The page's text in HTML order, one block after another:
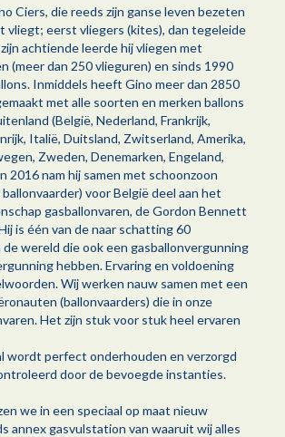
Ciers, die reeds zijn ganse leven bezeten
vliegt; eerst vliegers (kites), dan tegeleide
achtiende leerde hij vliegen met
(meer dan 250 vlieguren) en sinds 1990
Inmiddels heeft Gino meer dan 2850
met alle soorten en merken ballons
(België, Nederland, Frankrijk,
Italië, Duitsland, Zwitserland, Amerika,
Zweden, Denemarken, Engeland,
2016 nam hij samen met schoonzoon
voor België deel aan het
gasballonvaren, de Gordon Bennett
is één van de naar schatting 60
wereld die ook een gasballonvergunning
hebben. Ervaring en voldoening
Wij werken nauw samen met een
(ballonvaarders) die in onze
Het zijn stuk voor stuk heel ervaren
wordt perfect onderhouden en verzorgd
door de bevoegde instanties.
we in een speciaal op maat nieuw
annex gasvulstation van waaruit wij alles